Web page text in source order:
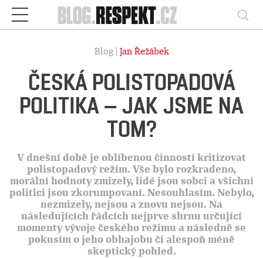
Respekt
Blog | Jan Řežábek
ČESKÁ POLISTOPADOVÁ
POLITIKA – JAK JSME NA
TOM?
V dnešní době je oblíbenou činností kritizovat
polistopadový režim. Vše bylo rozkradeno,
morální hodnoty zmizely, lidé jsou sobci a všichni
politici jsou zkorumpovaní. Nesouhlasím. Nebylo,
nezmizely, nejsou a znovu nejsou. Na
následujících řádcích nejprve shrnu určující
momenty vývoje českého režimu a následně se
pokusím o jeho obhajobu či alespoň méně
skeptický pohled.